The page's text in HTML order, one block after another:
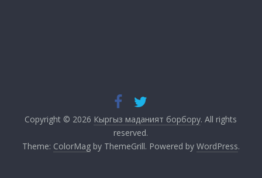
Copyright © 2026 Кыргыз маданият борбору. All rights
reserved.
Theme: ColorMagby ThemeGrill. Powered by WordPress.